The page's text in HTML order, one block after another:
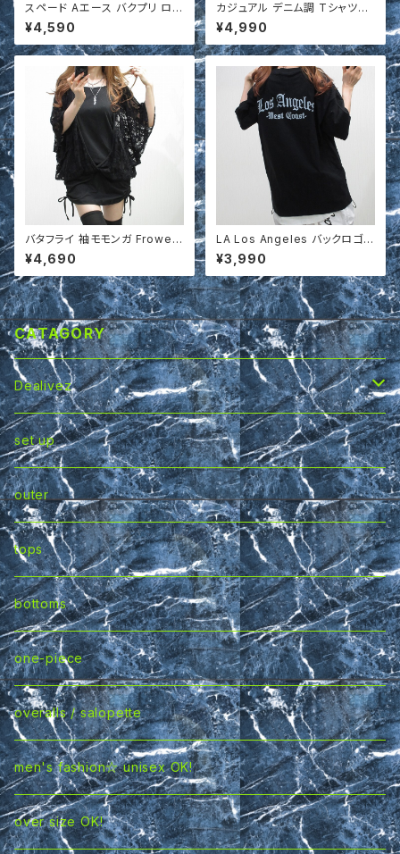
スペード Aエース バクプリ ロン
T 綿100％
¥4,590
カジュアル デニム調 Tシャツ＆
ワイドパンツ 上下セットアップ
s673112
¥4,990
バタフライ 袖モモンガ Frower
レース カーディ一体型 Sideシ
ャーリング レイヤード コクーン
ワンピース
¥4,690
LA Los Angeles バックロゴT
シャツ 綿100％ t671809
¥3,990
CATAGORY
Dealivez
tops
bottoms
set 可
leggings
leg ITEM
accessory
under wear
outer
set up
outer
tops
bottoms
one-piece
overalls / salopette
men's fashion☆ unisex OK!
over size OK!